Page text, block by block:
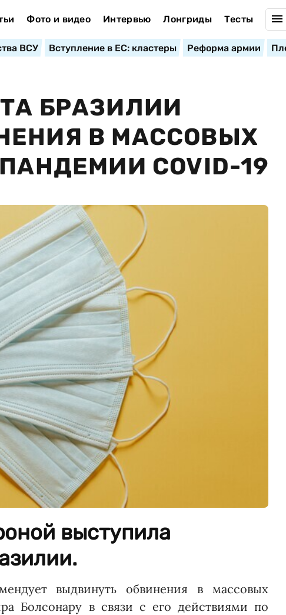
Фото и видео Интервью Лонгриды Тесты
ВСУ Вступление в ЕС: кластеры Реформа армии
БРАЗИЛИИ
В МАССОВЫХ
COVID-19
выступила
выдвинуть обвинения в массовых
Болсонару в связи с его действиями по